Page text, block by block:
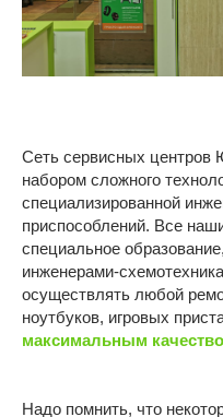
Сеть сервисных
набором сложного
специализированной
приспособлений. Все
специальное
инженерами-
осуществлять любой
ноутбуков, игровых
максимальным
Надо помнить, что
УСТРОЙСТВА
Устройства Apple
Смартфоны Android
Ноутбуки
Компьютеры
Игровые приставки